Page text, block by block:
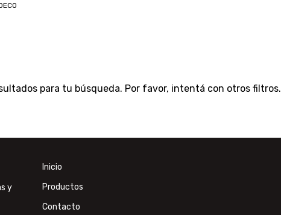
para tu búsqueda. Por favor, intentá con otros filtros.
y
Inicio
Productos
Contacto